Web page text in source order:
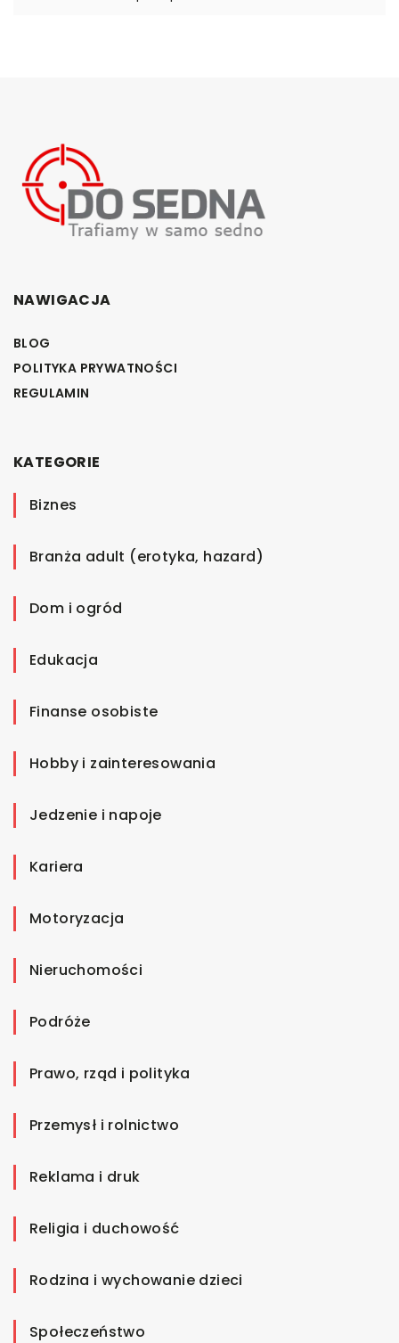
NAWIGACJA
BLOG
POLITYKA PRYWATNOŚCI
REGULAMIN
KATEGORIE
Biznes
Branża adult (erotyka, hazard)
Dom i ogród
Edukacja
Finanse osobiste
Hobby i zainteresowania
Jedzenie i napoje
Kariera
Motoryzacja
Nieruchomości
Podróże
Prawo, rząd i polityka
Przemysł i rolnictwo
Reklama i druk
Religia i duchowość
Rodzina i wychowanie dzieci
Społeczeństwo